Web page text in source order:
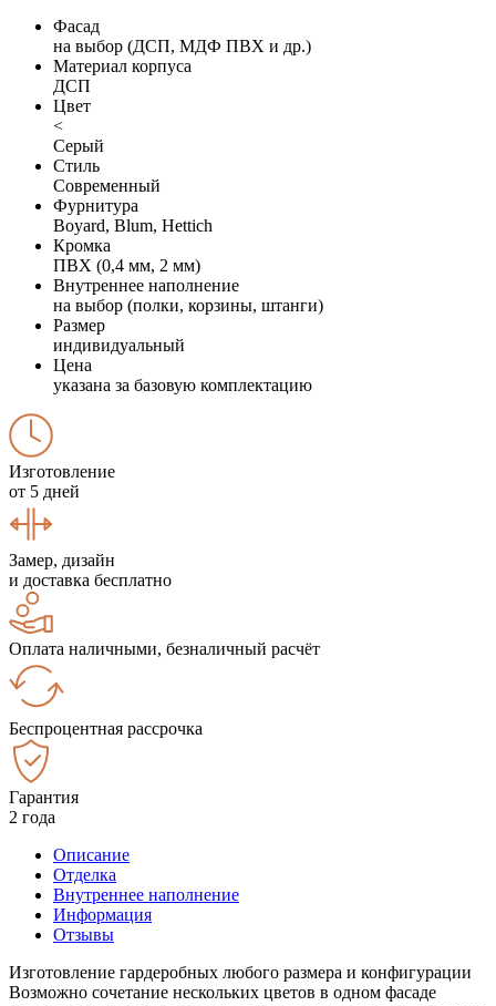
Фасад
на выбор (ДСП, МДФ ПВХ и др.)
Материал корпуса
ДСП
Цвет
<
Серый
Стиль
Современный
Фурнитура
Boyard, Blum, Hettich
Кромка
ПВХ (0,4 мм, 2 мм)
Внутреннее наполнение
на выбор (полки, корзины, штанги)
Размер
индивидуальный
Цена
указана за базовую комплектацию
Изготовление
от 5 дней
Замер, дизайн
и доставка бесплатно
Оплата наличными, безналичный расчёт
Беспроцентная рассрочка
Гарантия
2 года
Описание
Отделка
Внутреннее наполнение
Информация
Отзывы
Изготовление гардеробных любого размера и конфигурации
Возможно сочетание нескольких цветов в одном фасаде